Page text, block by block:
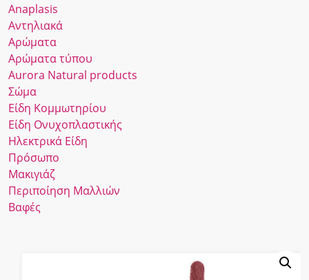
Anaplasis
Αντηλιακά
Αρώματα
Αρώματα τύπου
Αurora Νatural products
Σώμα
Είδη Κομμωτηρίου
Είδη Ονυχοπλαστικής
Ηλεκτρικά Είδη
Πρόσωπο
Μακιγιάζ
Περιποίηση Μαλλιών
Βαφές